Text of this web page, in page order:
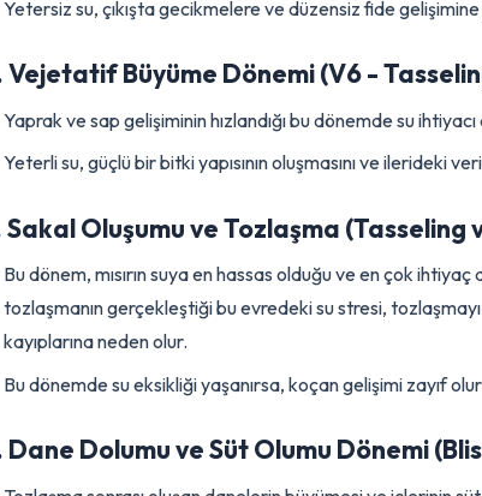
1. Çimlenme ve Fide Dönemi
Bu dönemde bitkinin su ihtiyacı nispeten düşüktür.
Yetersiz su, çıkışta gecikmelere ve düzensizfide
2. Vejetatif Büyüme Dönemi (V6 -
Yaprak ve sap gelişiminin hızlandığı bu dönemde su
Yeterli su, güçlü bir bitki yapısının oluşmasını ve
3. Sakal Oluşumu ve Tozlaşma
Bu dönem, mısırın suya en hassas olduğu ve en
kayıplarına neden olur.